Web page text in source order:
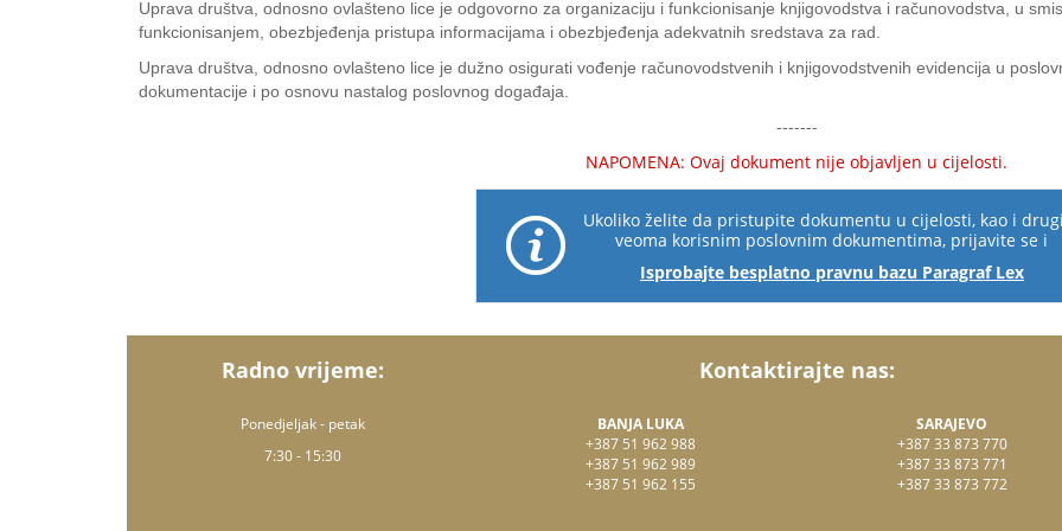
Uprava društva, odnosno ovlašteno lice je odgovorno za organizaciju i funkcionisanje knjigovodstva i računovodstva, u
funkcionisanjem, obezbjeđenja pristupa informacijama i obezbjeđenja adekvatnih sredstava za rad.
Uprava društva, odnosno ovlašteno lice je dužno osigurati vođenje računovodstvenih i knjigovodstvenih evidencija u
dokumentacije i po osnovu nastalog poslovnog događaja.
-------
NAPOMENA: Ovaj dokument nije objavljen u cijelosti.
Ukoliko želite da pristupite dokumentu u cijelosti, kao i
veoma korisnim poslovnim dokumentima, prijavite se i
Isprobajte besplatno pravnu bazu Paragraf Lex
Radno vrijeme:
Ponedjeljak - petak
7:30 - 15:30
Kontaktirajte nas:
BANJA LUKA
+387 51 962 988
+387 51 962 989
+387 51 962 155
SARAJEVO
+387 33 873 770
+387 33 873 771
+387 33 873 772